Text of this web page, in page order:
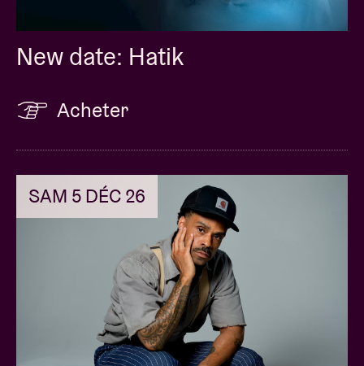
New date: Hatik
Acheter
SAM 5 DÉC 26